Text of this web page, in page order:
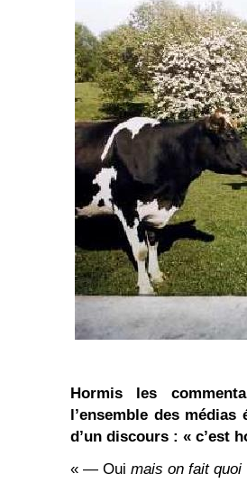
Hormis les
l’ensemble des
d’un discours : « c’est
« — Oui mais on fait quoi